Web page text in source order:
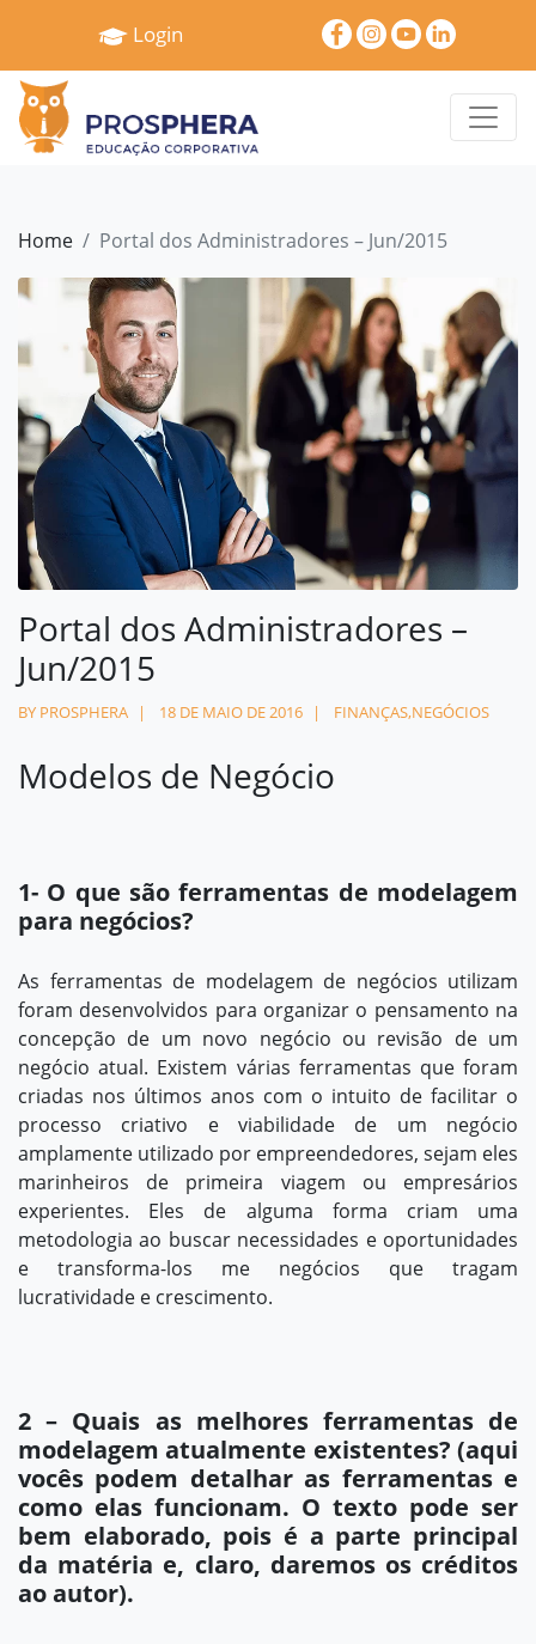
Home
Quem
Gestão
e
Depoimentos
Blog
Contato
contato@prosphera.com.br
Login
Home Portal dos Administradores – Jun/2015
Portal dos Administradores –
Jun/2015
BY PROSPHERA 18 DE MAIO DE 2016 FINANÇAS,NEGÓCIOS
Modelos de Negócio
1- O que são ferramentas de modelagem
para negócios?
As ferramentas de modelagem de negócios utilizam
foram desenvolvidos para organizar o pensamento na
concepção de um novo negócio ou revisão de um
negócio atual. Existem várias ferramentas que foram
criadas nos últimos anos com o intuito de facilitar o
processo criativo e viabilidade de um negócio
amplamente utilizado por empreendedores, sejam eles
marinheiros de primeira viagem ou empresários
experientes. Eles de alguma forma criam uma
metodologia ao buscar necessidades e oportunidades
e transforma-los me negócios que tragam
lucratividade e crescimento.
2 – Quais as melhores ferramentas de
modelagem atualmente existentes? (aqui
vocês podem detalhar as ferramentas e
como elas funcionam. O texto pode ser
bem elaborado, pois é a parte principal
da matéria e, claro, daremos os créditos
ao autor).